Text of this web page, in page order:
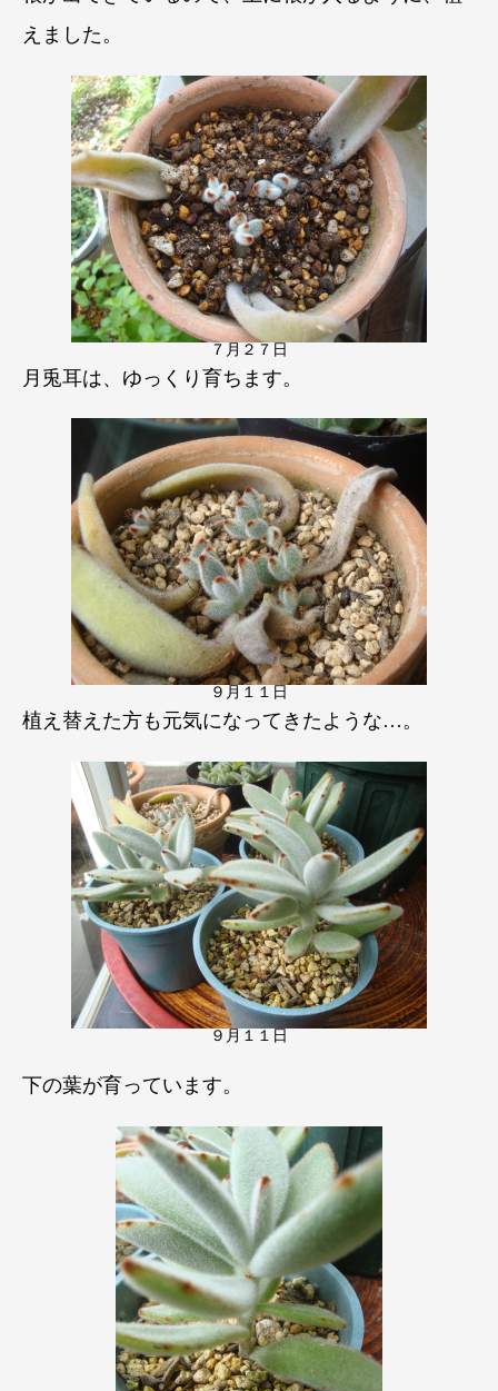
えました。
７月２７日
月兎耳は、ゆっくり育ちます。
９月１１日
植え替えた方も元気になってきたような…。
９月１１日
下の葉が育っています。